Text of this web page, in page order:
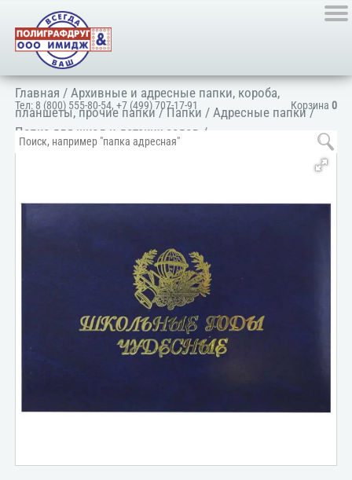
Корзина 0
Тел: 8 (800) 555-80-54,+7 (499) 707-17-91
Главная /Архивные и адресные папки, короба,
планшеты, прочие папки/Папки /Адресные папки/
Папка для школ и детских садов /